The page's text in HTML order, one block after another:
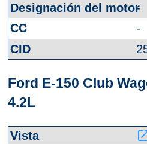
-
-
Ford E-150 Club
4.2L